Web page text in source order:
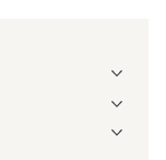
Inden levering